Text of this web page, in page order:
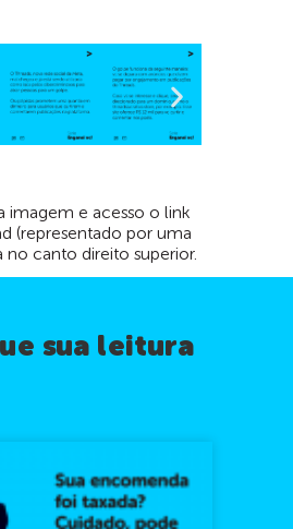
imagem e acesso o link
(representado por uma
no canto direito superior.
sua leitura